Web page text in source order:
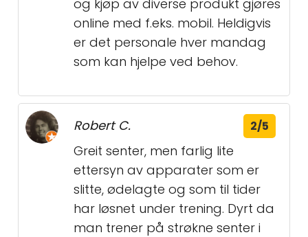
og kjøp av diverse produkt gjøres
online med f.eks. mobil. Heldigvis
er det personale hver mandag
som kan hjelpe ved behov.
Robert C. 2/5
Greit senter, men farlig lite
ettersyn av apparater som er
slitte, ødelagte og som til tider
har løsnet under trening. Dyrt da
man trener på strøkne senter i